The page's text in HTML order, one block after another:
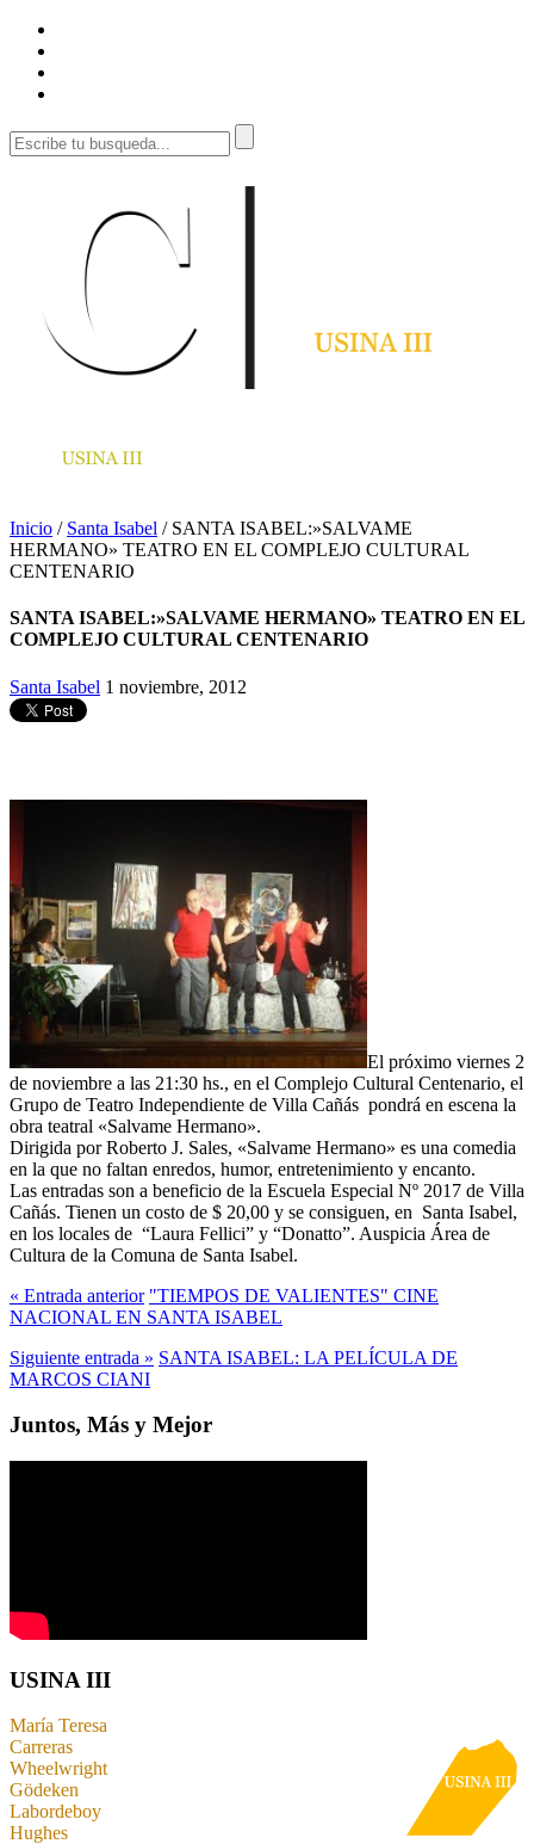
Inicio / Santa Isabel / SANTA ISABEL:»SALVAME
HERMANO» TEATRO EN EL COMPLEJO CULTURAL
CENTENARIO
SANTA ISABEL:»SALVAME HERMANO» TEATRO EN EL
COMPLEJO CULTURAL CENTENARIO
Santa Isabel 1 noviembre, 2012
El próximo viernes 2
de noviembre a las 21:30 hs., en el Complejo Cultural Centenario, el
Grupo de Teatro Independiente de Villa Cañás pondrá en escena la
obra teatral «Salvame Hermano».
Dirigida por Roberto J. Sales, «Salvame Hermano» es una comedia
en la que no faltan enredos, humor, entretenimiento y encanto.
Las entradas son a beneficio de la Escuela Especial Nº 2017 de Villa
Cañás. Tienen un costo de $ 20,00 y se consiguen, en Santa Isabel,
en los locales de “Laura Fellici” y “Donatto”. Auspicia Área de
Cultura de la Comuna de Santa Isabel.
« Entrada anterior "TIEMPOS DE VALIENTES" CINE
NACIONAL EN SANTA ISABEL
Siguiente entrada » SANTA ISABEL: LA PELÍCULA DE
MARCOS CIANI
Juntos, Más y Mejor
USINA III
María Teresa
Carreras
Wheelwright
Gödeken
Labordeboy
Hughes